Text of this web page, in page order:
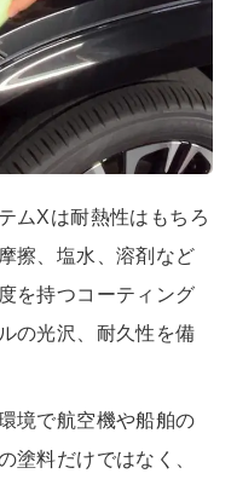
ムXは耐熱性はもちろ
擦、塩水、溶剤など
を持つコーティング
の光沢、耐久性を備
境で航空機や船舶の
塗料だけではなく、